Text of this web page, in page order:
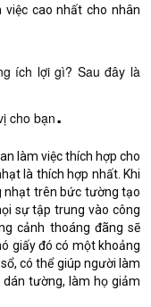
cao nhất cho nhân
ích lợi gì? Sau đây là
cho bạn.
làm việc thích hợp cho
là thích hợp nhất. Khi
nhạt trên bức tường tạo
sự tập trung vào công
cảnh thoáng đãng sẽ
giấy đó có một khoảng
có thể giúp người làm
tường, làm họ giảm